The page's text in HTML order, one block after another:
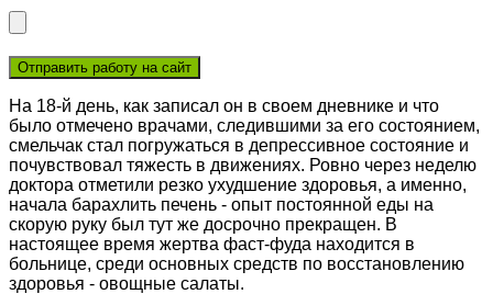
На 18-й день, как записал он в своем дневнике и что
было отмечено врачами, следившими за его состоянием,
смельчак стал погружаться в депрессивное состояние и
почувствовал тяжесть в движениях. Ровно через неделю
доктора отметили резко ухудшение здоровья, а именно,
начала барахлить печень - опыт постоянной еды на
скорую руку был тут же досрочно прекращен. В
настоящее время жертва фаст-фуда находится в
больнице, среди основных средств по восстановлению
здоровья - овощные салаты.